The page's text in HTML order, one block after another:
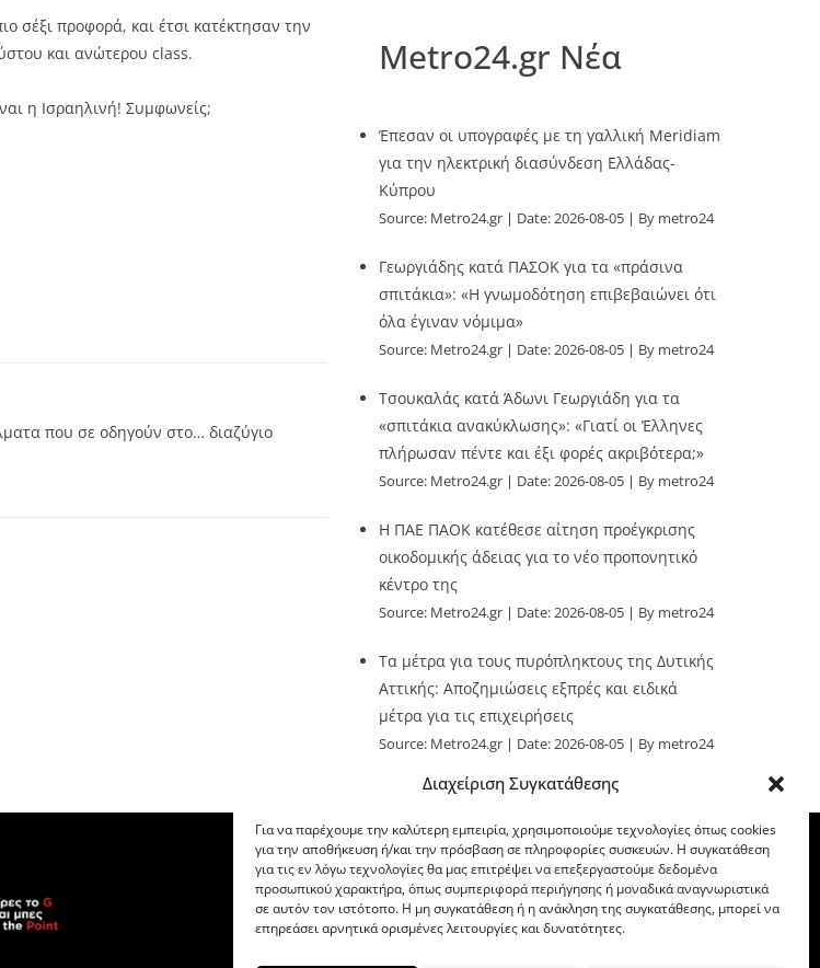
Διαχείριση Συγκατάθεσης
Για να παρέχουμε την καλύτερη εμπειρία, χρησιμοποιούμε τεχνολογίες όπως cookies
για την αποθήκευση ή/και την πρόσβαση σε πληροφορίες συσκευών. Η συγκατάθεση
για τις εν λόγω τεχνολογίες θα μας επιτρέψει να επεξεργαστούμε δεδομένα
προσωπικού χαρακτήρα, όπως συμπεριφορά περιήγησης ή μοναδικά αναγνωριστικά
σε αυτόν τον ιστότοπο. Η μη συγκατάθεση ή η ανάκληση της συγκατάθεσης, μπορεί να
επηρεάσει αρνητικά ορισμένες λειτουργίες και δυνατότητες.
σέξι προφορά, και έτσι κατέκτησαν την
και ανώτερου class.
η Ισραηλινή! Συμφωνείς;
που σε οδηγούν στο… διαζύγιο
Metro24.gr Νέα
Έπεσαν οι υπογραφές με τη γαλλική Meridiam
για την ηλεκτρική διασύνδεση Ελλάδας-
Κύπρου
Source: Metro24.gr Date: 2026-08-05 By metro24
Γεωργιάδης κατά ΠΑΣΟΚ για τα «πράσινα
σπιτάκια»: «Η γνωμοδότηση επιβεβαιώνει ότι
όλα έγιναν νόμιμα»
Source: Metro24.gr Date: 2026-08-05 By metro24
Τσουκαλάς κατά Άδωνι Γεωργιάδη για τα
«σπιτάκια ανακύκλωσης»: «Γιατί οι Έλληνες
πλήρωσαν πέντε και έξι φορές ακριβότερα;»
Source: Metro24.gr Date: 2026-08-05 By metro24
Η ΠΑΕ ΠΑΟΚ κατέθεσε αίτηση προέγκρισης
οικοδομικής άδειας για το νέο προπονητικό
κέντρο της
Source: Metro24.gr Date: 2026-08-05 By metro24
Τα μέτρα για τους πυρόπληκτους της Δυτικής
Αττικής: Αποζημιώσεις εξπρές και ειδικά
μέτρα για τις επιχειρήσεις
Source: Metro24.gr Date: 2026-08-05 By metro24